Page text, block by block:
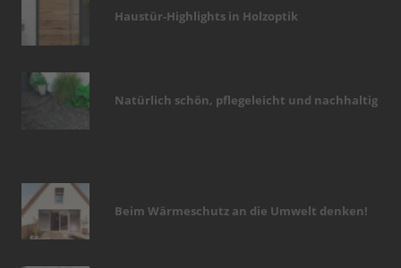
Haustür-Highlights in Holzoptik
Natürlich schön, pflegeleicht und nachhaltig
Beim Wärmeschutz an die Umwelt denken!